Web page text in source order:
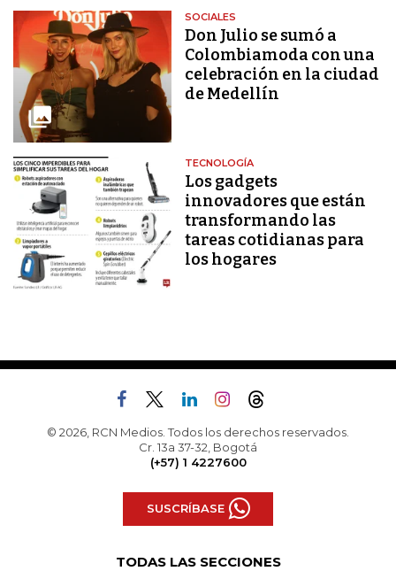
SOCIALES
Don Julio se sumó a
Colombiamoda con una
celebración en la ciudad
de Medellín
TECNOLOGÍA
Los gadgets
innovadores que están
transformando las
tareas cotidianas para
los hogares
© 2026, RCN Medios. Todos los derechos reservados.
Cr. 13a 37-32, Bogotá
(+57) 1 4227600
SUSCRÍBASE
TODAS LAS SECCIONES